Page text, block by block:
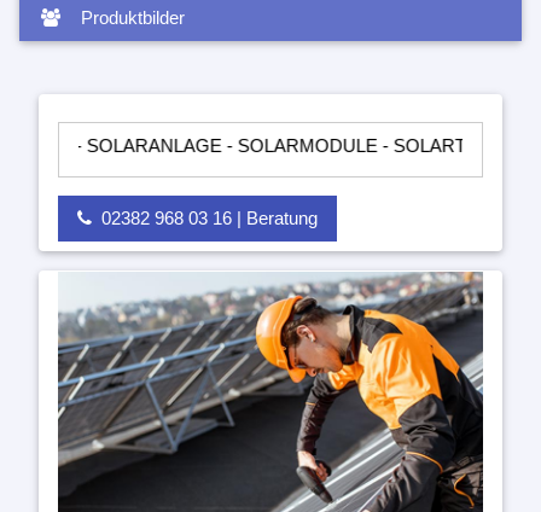
Produktbilder
- SOLARMODULE - SOLARTASCHEN -
02382 968 03 16 | Beratung